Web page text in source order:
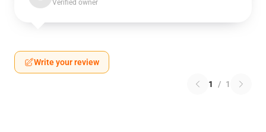
Verified owner
Write your review
1 / 1